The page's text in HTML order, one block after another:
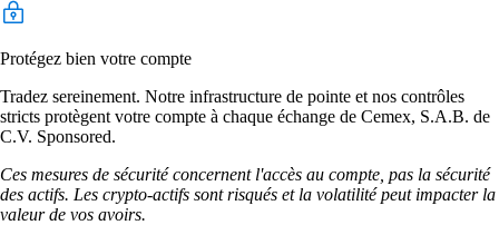
Protégez bien votre compte
Tradez sereinement. Notre infrastructure de pointe et nos contrôles
stricts protègent votre compte à chaque échange de Cemex, S.A.B. de
C.V. Sponsored.
Ces mesures de sécurité concernent l'accès au compte, pas la sécurité
des actifs. Les crypto-actifs sont risqués et la volatilité peut impacter la
valeur de vos avoirs.